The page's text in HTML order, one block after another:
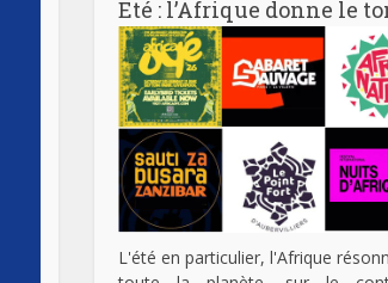
Eté : l’Afrique donne le
L'été en particulier, l'Afrique